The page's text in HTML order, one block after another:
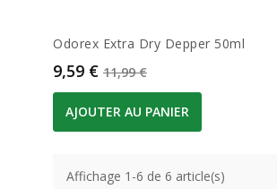
Odorex Extra Dry Depper 50ml
Prix
9,59 € Prix de base
11,99 €
AJOUTER AU PANIER
Affichage 1-6 de 6 article(s)